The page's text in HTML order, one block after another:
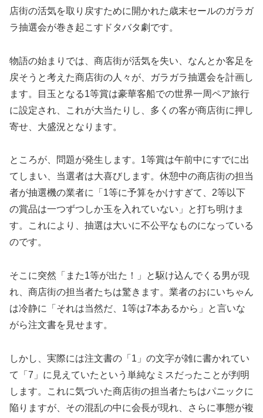
店街の活気を取り戻すために開かれた歳末セールのガラガ
ラ抽選会が巻き起こすドタバタ劇です。
物語の始まりでは、商店街が活気を失い、なんとか客足を
戻そうと考えた商店街の人々が、ガラガラ抽選会を計画し
ます。目玉となる1等賞は豪華客船での世界一周ペア旅行
に設定され、これが大当たりし、多くの客が商店街に押し
寄せ、大盛況となります。
ところが、問題が発生します。1等賞は午前中にすでに出
てしまい、当選者は大喜びします。休憩中の商店街の担当
者が抽選機の業者に「1等に予算をかけすぎて、2等以下
の賞品は一つずつしか玉を入れていない」と打ち明けま
す。これにより、抽選は大いに不公平なものになっている
のです。
そこに突然「また1等が出た！」と駆け込んでくる男が現
れ、商店街の担当者たちは驚きます。業者のおにいちゃん
は冷静に「それは当然だ、1等は7本あるから」と言いな
がら注文書を見せます。
しかし、実際には注文書の「1」の文字が雑に書かれてい
て「7」に見えていたという単純なミスだったことが判明
します。これに気づいた商店街の担当者たちはパニックに
陥りますが、その混乱の中に会長が現れ、さらに事態が複